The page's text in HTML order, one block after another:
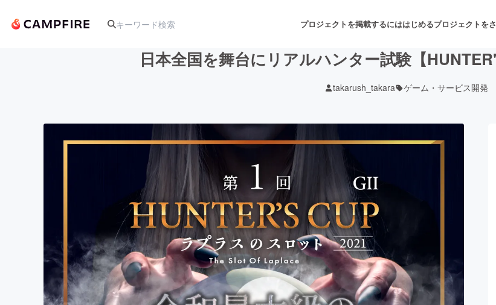
プロジェクトを掲載するにははじめるプロジェクトを
アート・写真 音楽 舞台・パフ
テクノロジー・ガジェット ゲーム・サービス開発
映像・映画 書籍・雑誌出版
ビジネス・起業 チャレンジ ビューティ
まちづくり・地域活性化
日本全国を舞台にリアルハンター試験【
takarush_takara ゲーム・サービス開発